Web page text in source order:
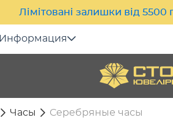
Лімітовані залишки від
Информация
Часы Серебряные часы